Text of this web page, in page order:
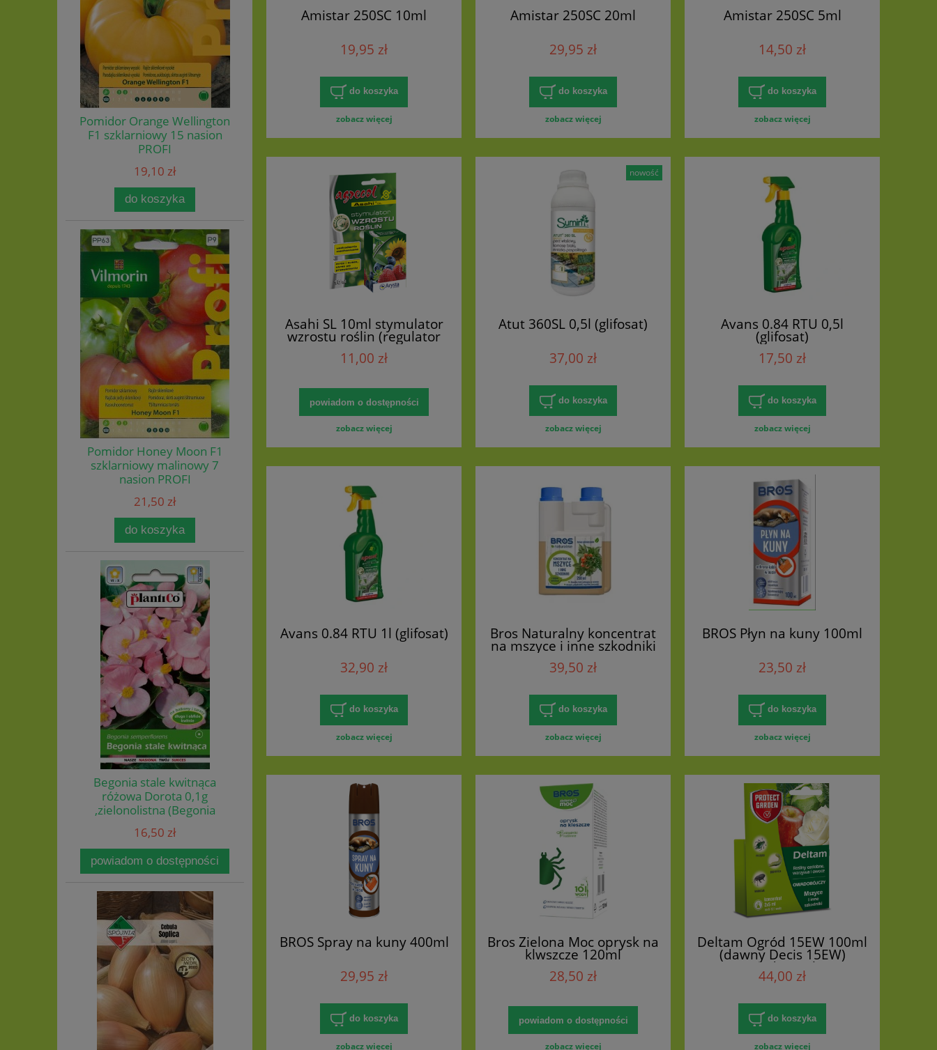
Pomidor Orange Wellington
F1 szklarniowy 15 nasion
PROFI
19,10 zł
do koszyka
Pomidor Honey Moon F1
szklarniowy malinowy 7
nasion PROFI
21,50 zł
do koszyka
Begonia stale kwitnąca
różowa Dorota 0,1g
,zielonolistna (Begonia
semperflorens) nasiona
16,50 zł
powiadom o dostępności
Amistar 250SC 10ml
19,95 zł
do koszyka
zobacz więcej
Amistar 250SC 20ml
29,95 zł
do koszyka
zobacz więcej
Amistar 250SC 5ml
14,50 zł
do koszyka
zobacz więcej
Asahi SL 10ml stymulator
wzrostu roślin (regulator
wzrostu)
11,00 zł
powiadom o dostępności
zobacz więcej
Atut 360SL 0,5l (glifosat)
37,00 zł
do koszyka
zobacz więcej
nowość
Avans 0.84 RTU 0,5l
(glifosat)
17,50 zł
do koszyka
zobacz więcej
Avans 0.84 RTU 1l (glifosat)
32,90 zł
do koszyka
zobacz więcej
Bros Naturalny koncentrat
na mszyce i inne szkodniki
39,50 zł
do koszyka
zobacz więcej
BROS Płyn na kuny 100ml
23,50 zł
do koszyka
zobacz więcej
BROS Spray na kuny 400ml
29,95 zł
do koszyka
zobacz więcej
Bros Zielona Moc oprysk na
klwszcze 120ml
28,50 zł
powiadom o dostępności
zobacz więcej
Deltam Ogród 15EW 100ml
(dawny Decis 15EW)
Preparat do zwalczania
mszyc, stonki
innych szkodników
44,00 zł
do koszyka
zobacz więcej